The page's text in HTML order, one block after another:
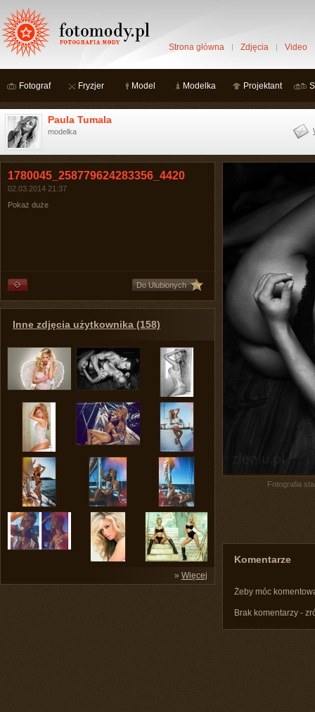
Strona główna Zdjęcia Video
Fotograf Fryzjer Model Modelka Projektant
Paula Tumala
modelka
1780045_258779624283356_4420
02.03.2014 21:37
Pokaż duże
Do Ulubionych
Inne zdjęcia użytkownika (158)
» Więcej
Fotografia
Komentarze
Żeby móc
Brak komentarzy -